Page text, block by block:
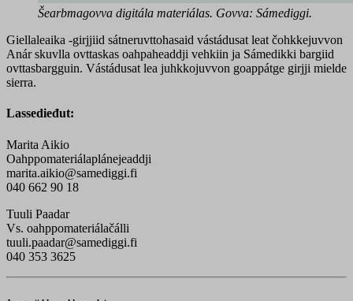
Šearbmagovva digitála materiálas. Govva: Sámediggi.
Giellaleaika -girjjiid sátneruvttohasaid vástádusat leat čohkkejuvvon
Anár skuvlla ovttaskas oahpaheaddji vehkiin ja Sámedikki bargiid
ovttasbargguin. Vástádusat lea juhkkojuvvon goappátge girjji mielde
sierra.
Lassedieđut:
Marita Aikio
Oahppomateriálaplánejeaddji
marita.aikio@samediggi.fi
040 662 90 18
Tuuli Paadar
Vs. oahppomateriálačálli
tuuli.paadar@samediggi.fi
040 353 3625